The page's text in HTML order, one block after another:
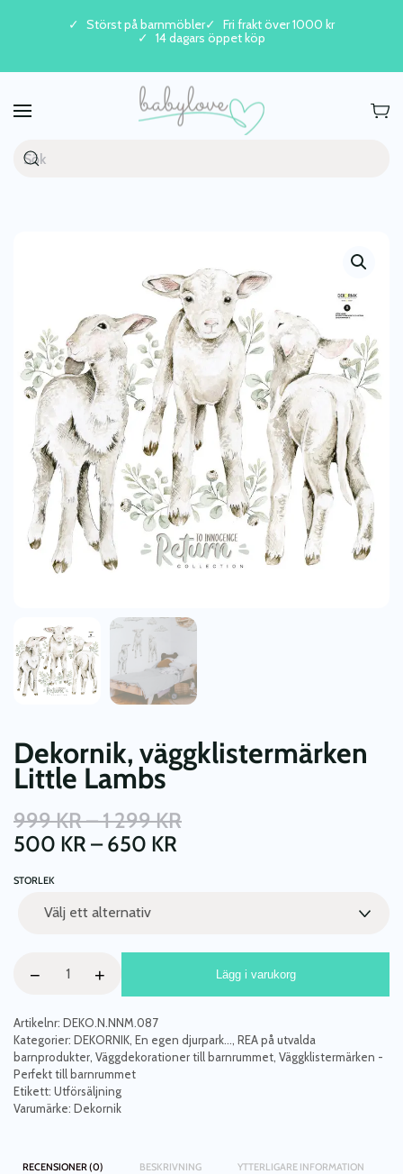
Skip to main content
Störst på barnmöbler
Fri frakt över 1000 kr
14 dagars öppet köp
Dekornik, väggklistermärken
Little Lambs
999KR–1 299KRPRISINTERVALL:
500 KR – 650 KR
STORLEK
väggklistermärken
Lambs
mängd
− + Lägg i varukorg
Artikelnr: DEKO.N.NNM.087
Kategorier: DEKORNIK En egen djurpark...
REA på utvalda
barnprodukter Väggdekorationer till barnrummet Väggklistermärken -
Perfekt till barnrummet
Etikett: Utförsäljning
Varumärke: Dekornik
RECENSIONER (0) BESKRIVNING YTTERLIGARE INFORMATION